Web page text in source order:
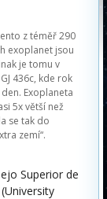
z téměř 290
exoplanet jsou
je tomu v
436c, kde rok
Exoplaneta
5x větší než
se tak do
zemí“.
Superior de